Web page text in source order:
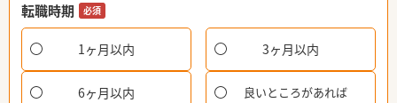
転職時期 必須
1ヶ月以内 3ヶ月以内
6ヶ月以内 良いところがあれば